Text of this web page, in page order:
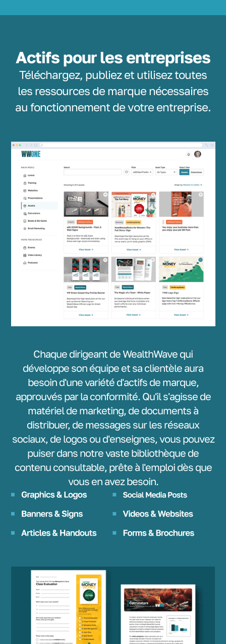
Actifs pour les entreprises
Téléchargez, publiez et utilisez toutes
les ressources de marque nécessaires
au fonctionnement de votre entreprise.
Chaque dirigeant de WealthWave qui
développe son équipe et sa clientèle aura
besoin d'une variété d'actifs de marque,
approuvés par la conformité. Qu'il s'agisse de
matériel de marketing, de documents à
distribuer, de messages sur les réseaux
sociaux, de logos ou d'enseignes, vous pouvez
puiser dans notre vaste bibliothèque de
contenu consultable, prête à l'emploi dès que
vous en avez besoin.